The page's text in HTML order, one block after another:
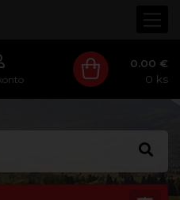
0.00 €
0 ks